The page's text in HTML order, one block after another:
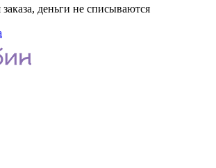
деньги не списываются